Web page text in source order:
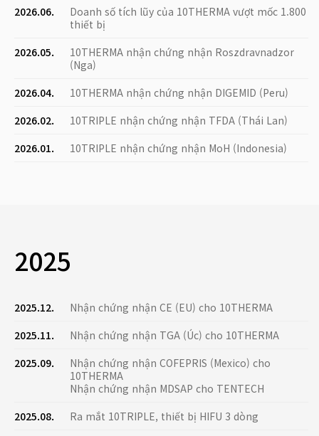
2026.06.
Doanh số tích lũy của 10THERMA vượt mốc 1.800
thiết bị
2026.05.
10THERMA nhận chứng nhận Roszdravnadzor
(Nga)
2026.04.
10THERMA nhận chứng nhận DIGEMID (Peru)
2026.02.
10TRIPLE nhận chứng nhận TFDA (Thái Lan)
2026.01.
10TRIPLE nhận chứng nhận MoH (Indonesia)
2025
2025.12.
Nhận chứng nhận CE (EU) cho 10THERMA
2025.11.
Nhận chứng nhận TGA (Úc) cho 10THERMA
2025.09.
Nhận chứng nhận COFEPRIS (Mexico) cho
10THERMA
Nhận chứng nhận MDSAP cho TENTECH
2025.08.
Ra mắt 10TRIPLE, thiết bị HIFU 3 dòng